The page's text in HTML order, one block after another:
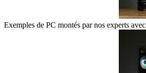
Exemples de PC montés par nos experts avec